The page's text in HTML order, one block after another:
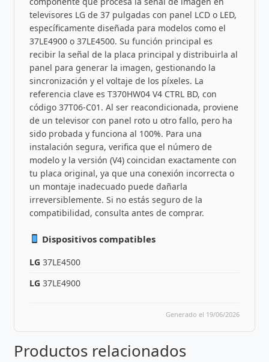
televisores LG de 37 pulgadas con panel LCD o LED,
específicamente diseñada para modelos como el
37LE4900 o 37LE4500. Su función principal es
recibir la señal de la placa principal y distribuirla al
panel para generar la imagen, gestionando la
sincronización y el voltaje de los píxeles. La
referencia clave es T370HW04 V4 CTRL BD, con
código 37T06-C01. Al ser reacondicionada, proviene
de un televisor con panel roto u otro fallo, pero ha
sido probada y funciona al 100%. Para una
instalación segura, verifica que el número de
modelo y la versión (V4) coincidan exactamente con
tu placa original, ya que una conexión incorrecta o
un montaje inadecuado puede dañarla
irreversiblemente. Si no estás seguro de la
compatibilidad, consulta antes de comprar.
Dispositivos compatibles
LG 37LE4500
LG 37LE4900
Generado el 19/06/2026
Productos relacionados